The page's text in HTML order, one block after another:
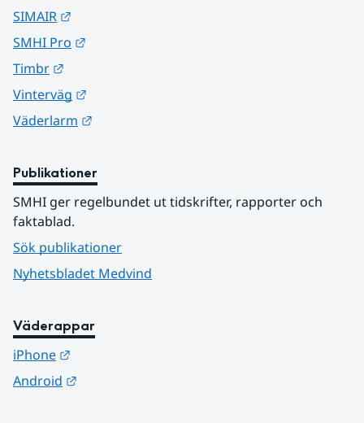
SIMAIR
SMHI Pro
Timbr
Vinterväg
Väderlarm
Publikationer
SMHI ger regelbundet ut tidskrifter, rapporter och
faktablad.
Sök publikationer
Nyhetsbladet Medvind
Väderappar
iPhone
Android